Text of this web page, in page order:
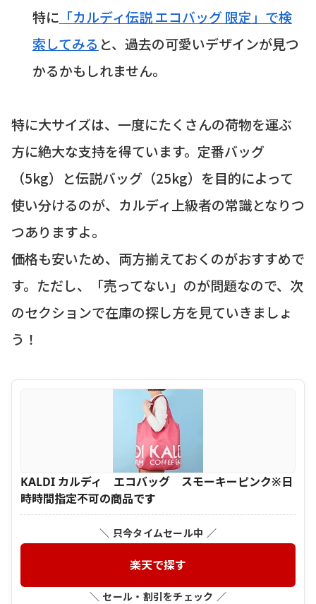
特に 「カルディ伝説 エコバッグ 限定」で検
索してみる と、過去の可愛いデザインが見つ
かるかもしれません。
特に大サイズは、一度にたくさんの荷物を運ぶ
方に絶大な支持を得ています。定番バッグ
（5kg）と伝説バッグ（25kg）を目的によって
使い分けるのが、カルディ上級者の常識となりつ
つありますよ。
価格も安いため、両方揃えておくのがおすすめで
す。ただし、「売ってない」のが問題なので、次
のセクションで在庫の探し方を見ていきましょ
う！
KALDI カルディ エコバッグ スモーキーピンク※日
時時間指定不可の商品です
＼ 只今タイムセール中 ／
楽天で探す
＼ セール・割引をチェック ／